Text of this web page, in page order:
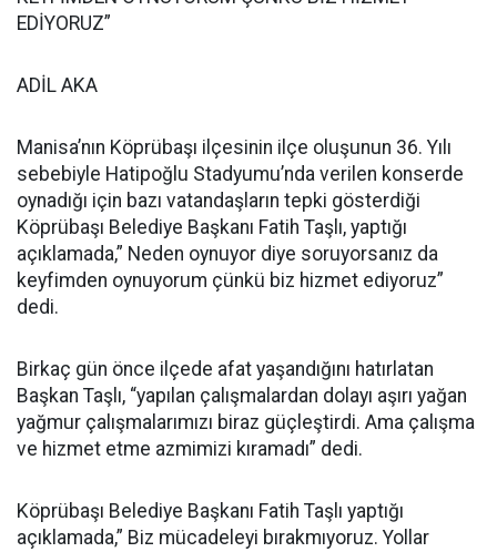
EDİYORUZ”
ADİL AKA
Manisa’nın Köprübaşı ilçesinin ilçe oluşunun 36. Yılı
sebebiyle Hatipoğlu Stadyumu’nda verilen konserde
oynadığı için bazı vatandaşların tepki gösterdiği
Köprübaşı Belediye Başkanı Fatih Taşlı, yaptığı
açıklamada,” Neden oynuyor diye soruyorsanız da
keyfimden oynuyorum çünkü biz hizmet ediyoruz”
dedi.
Birkaç gün önce ilçede afat yaşandığını hatırlatan
Başkan Taşlı, “yapılan çalışmalardan dolayı aşırı yağan
yağmur çalışmalarımızı biraz güçleştirdi. Ama çalışma
ve hizmet etme azmimizi kıramadı” dedi.
Köprübaşı Belediye Başkanı Fatih Taşlı yaptığı
açıklamada,” Biz mücadeleyi bırakmıyoruz. Yollar